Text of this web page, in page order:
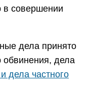
в совершении
дела принято
обвинения, дела
дела частного